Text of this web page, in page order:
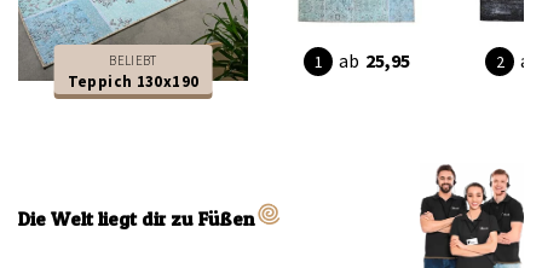
BELIEBT
Teppich 130x190
ab 25,95 ab
Die Welt liegt dir zu Füßen